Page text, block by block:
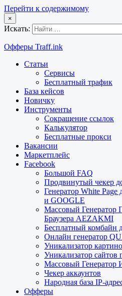
Перейти к содержимому
×
Искать:
Офферы Traff.ink
Статьи
Сервисы
Бесплатный трафик
База кейсов
Новичку
Инструменты
Сокращение ссылок
Калькулятор
Бесплатные прокси
Вакансии
Маркетплейс
Facebook
Большой FAQ
Продвинутый чекер
Генератор White
и GOOGLE
Массовый Генератор
Браузера AEZAKMI
Бесплатный комбайн
Онлайн генератор
Уникализатор
Уникализатор сайтов
Массовый Генератор
Чекер аккаунтов
Народная база IP-
Офферы